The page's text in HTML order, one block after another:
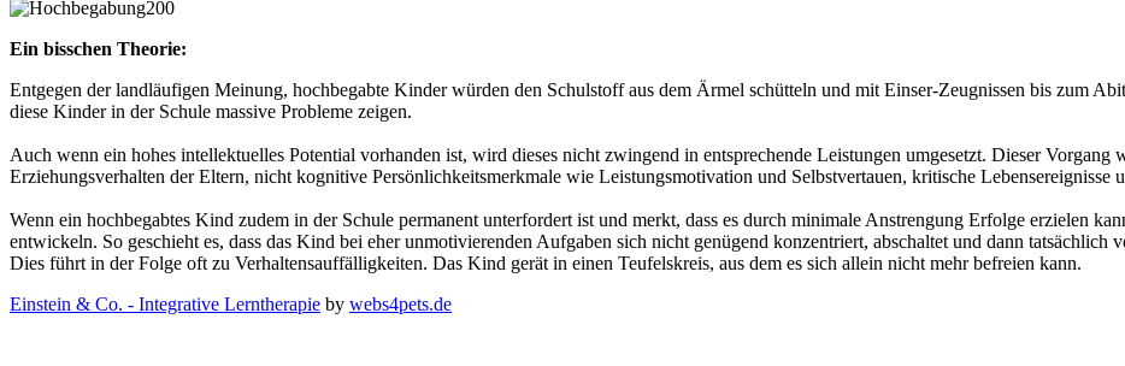
Ein bisschen Theorie:
Entgegen der landläufigen Meinung, hochbegabte Kinder würden den Schulstoff aus dem Ärmel schütteln und mit Einser-Zeugnissen bis zum
diese Kinder in der Schule massive Probleme zeigen.
Auch wenn ein hohes intellektuelles Potential vorhanden ist, wird dieses nicht zwingend in entsprechende Leistungen umgesetzt. Dieser Vorgang
Erziehungsverhalten der Eltern, nicht kognitive Persönlichkeitsmerkmale wie Leistungsmotivation und Selbstvertauen, kritische Lebensereignisse
Wenn ein hochbegabtes Kind zudem in der Schule permanent unterfordert ist und merkt, dass es durch minimale Anstrengung Erfolge erzielen
entwickeln. So geschieht es, dass das Kind bei eher unmotivierenden Aufgaben sich nicht genügend konzentriert, abschaltet und dann tatsächlich
Dies führt in der Folge oft zu Verhaltensauffälligkeiten. Das Kind gerät in einen Teufelskreis, aus dem es sich allein nicht mehr befreien kann.
Einstein & Co. - Integrative Lerntherapie by webs4pets.de